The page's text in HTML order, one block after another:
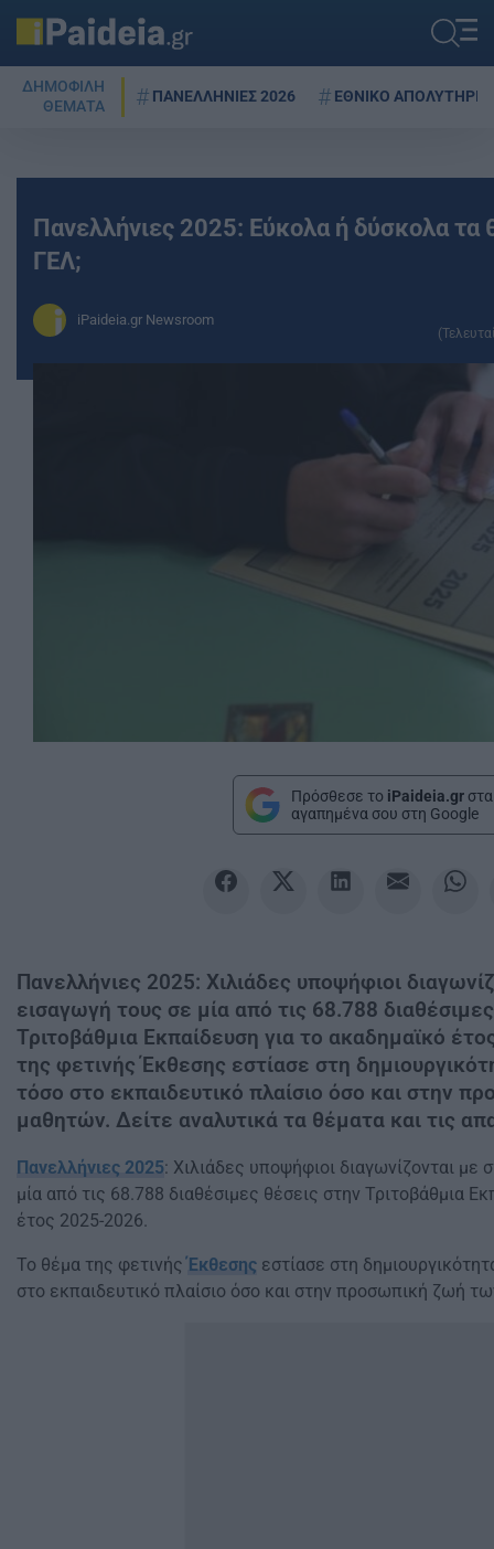
ΔΗΜΟΦΙΛΗ
ΘΕΜΑΤΑ
ΠΑΝΕΛΛΗΝΙΕΣ 2026 ΕΘΝΙΚΟ ΑΠΟΛΥΤΗΡΙΟ
Πανελλήνιες 2025: Εύκολα ή δύσκολα τα
ΓΕΛ;
iPaideia.gr Newsroom
Πρόσθεσε το iPaideia.gr στα
αγαπημένα σου στη Google
Πανελλήνιες 2025: Χιλιάδες υποψήφιοι
εισαγωγή τους σε μία από τις 68.788
Τριτοβάθμια Εκπαίδευση για το ακαδημαϊκό
της φετινής Έκθεσης εστίασε στη
τόσο στο εκπαιδευτικό πλαίσιο όσο και στην
μαθητών. Δείτε αναλυτικά τα θέματα και τις
Πανελλήνιες 2025: Χιλιάδες υποψήφιοι διαγωνίζονται με
μία από τις 68.788 διαθέσιμες θέσεις στην Τριτοβάθμια
έτος 2025-2026.
Το θέμα της φετινήςΈκθεσης εστίασε στη
στο εκπαιδευτικό πλαίσιο όσο και στην προσωπική ζωή